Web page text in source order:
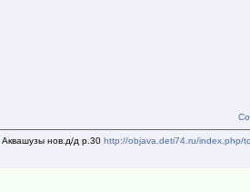
Аквашузы нов.д/д р.30http://objava.deti74.ru/index.php/